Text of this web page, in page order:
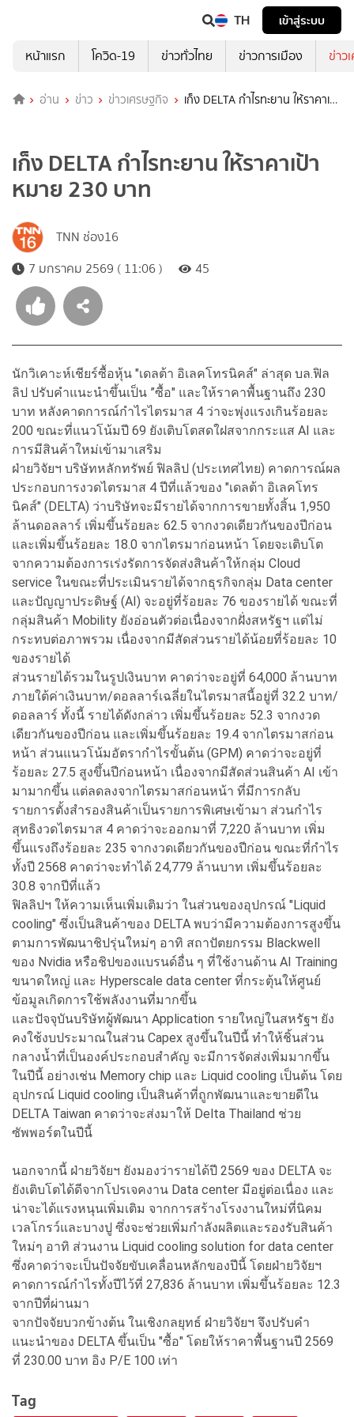
TH
เข้าสู่ระบบ
หน้าแรก
โควิด-19 ข่าวทั่วไทย ข่าวการเมือง ข่าว
อ่าน ข่าว ข่าวเศรษฐกิจ
เก็ง DELTA กำไรทะยาน ให้ราคาเป้า
เก็ง DELTA กำไรทะยาน ให้ราคาเป้า
หมาย 230 บาท
TNN ช่อง16
7 มกราคม 2569 ( 11:06 )
45
นักวิเคาะห์เชียร์ซื้อหุ้น "เดลต้า อิเลคโทรนิคส์" ล่าสุด บล.ฟิล
ลิป ปรับคำแนะนำขึ้นเป็น ”ซื้อ" และให้ราคาพื้นฐานถึง 230
บาท หลังคาดการณ์กำไรไตรมาส 4 ว่าจะพุ่งแรงเกินร้อยละ
200 ขณะที่แนวโน้มปี 69 ยังเติบโตสดใฝสจากกระแส AI และ
การมีสินค้าใหม่เข้ามาเสริม
ฝ่ายวิจัยฯ บริษัทหลักทรัพย์ ฟิลลิป (ประเทศไทย) คาดการณ์ผล
ประกอบการงวดไตรมาส 4 ปีที่แล้วของ "เดลต้า อิเลคโทร
นิคส์" (DELTA) ว่าบริษัทจะมีรายได้จากการขายทั้งสิ้น 1,950
ล้านดอลลาร์ เพิ่มขึ้นร้อยละ 62.5 จากงวดเดียวกันของปีก่อน
และเพิ่มขึ้นร้อยละ 18.0 จากไตรมาก่อนหน้า โดยจะเติบโต
จากความต้องการเร่งรัดการจัดส่งสินค้าให้กลุ่ม Cloud
service ในขณะที่ประเมินรายได้จากธุรกิจกลุ่ม Data center
และปัญญาประดิษฐ์ (AI) จะอยู่ที่ร้อยละ 76 ของรายได้ ขณะที่
กลุ่มสินค้า Mobility ยังอ่อนตัวต่อเนื่องจากฝั่งสหรัฐฯ แต่ไม่
กระทบต่อภาพรวม เนื่องจากมีสัดส่วนรายได้น้อยที่ร้อยละ 10
ของรายได้
ส่วนรายได้รวมในรูปเงินบาท คาดว่าจะอยู่ที่ 64,000 ล้านบาท
ภายใต้ค่าเงินบาท/ดอลลาร์เฉลี่ยในไตรมาสนี้อยู่ที่ 32.2 บาท/
ดอลลาร์ ทั้งนี้ รายได้ดังกล่าว เพิ่มขึ้นร้อยละ 52.3 จากงวด
เดียวกันของปีก่อน และเพิ่มขึ้นร้อยละ 19.4 จากไตรมาสก่อน
หน้า ส่วนแนวโน้มอัตรากำไรขั้นต้น (GPM) คาดว่าจะอยู่ที่
ร้อยละ 27.5 สูงขึ้นปีก่อนหน้า เนื่องจากมีสัดส่วนสินค้า AI เข้า
มามากขึ้น แต่ลดลงจากไตรมาสก่อนหน้า ที่มีการกลับ
รายการตั้งสำรองสินค้าเป็นรายการพิเศษเข้ามา ส่วนกำไร
สุทธิงวดไตรมาส 4 คาดว่าจะออกมาที่ 7,220 ล้านบาท เพิ่ม
ขึ้นแรงถึงร้อยละ 235 จากงวดเดียวกันของปีก่อน ขณะที่กำไร
ทั้งปี 2568 คาดว่าจะทำได้ 24,779 ล้านบาท เพิ่มขึ้นร้อยละ
30.8 จากปีที่แล้ว
ฟิลลิปฯ ให้ความเห็นเพิ่มเติมว่า ในส่วนของอุปกรณ์ "Liquid
cooling" ซึ่งเป็นสินค้าของ DELTA พบว่ามีความต้องการสูงขึ้น
ตามการพัฒนาชิปรุ่นใหม่ๆ อาทิ สถาปัตยกรรม Blackwell
ของ Nvidia หรือชิปของแบรนด์อื่น ๆ ที่ใช้งานด้าน AI Training
ขนาดใหญ่ และ Hyperscale data center ที่กระตุ้นให้ศูนย์
ข้อมูลเกิดการใช้พลังงานที่มากขึ้น
และปัจจุบันบริษัทผู้พัฒนา Application รายใหญ่ในสหรัฐฯ ยัง
คงใช้งบประมาณในส่วน Capex สูงขึ้นในปีนี้ ทำให้ชิ้นส่วน
กลางน้ำที่เป็นองค์ประกอบสำคัญ จะมีการจัดส่งเพิ่มมากขึ้น
ในปีนี้ อย่างเช่น Memory chip และ Liquid cooling เป็นต้น โดย
อุปกรณ์ Liquid cooling เป็นสินค้าที่ถูกพัฒนาและขายดีใน
DELTA Taiwan คาดว่าจะส่งมาให้ Delta Thailand ช่วย
ซัพพอร์ตในปีนี้
นอกจากนี้ ฝ่ายวิจัยฯ ยังมองว่ารายได้ปี 2569 ของ DELTA จะ
ยังเติบโตได้ดีจากโปรเจคงาน Data center มีอยู่ต่อเนื่อง และ
น่าจะได้แรงหนุนเพิ่มเติม จากการสร้างโรงงานใหม่ที่นิคม
เวลโกรว์และบางปู ซึ่งจะช่วยเพิ่มกำลังผลิตและรองรับสินค้า
ใหม่ๆ อาทิ ส่วนงาน Liquid cooling solution for data center
ซึ่งคาดว่าจะเป็นปัจจัยขับเคลื่อนหลักของปีนี้ โดยฝ่ายวิจัยฯ
คาดการณ์กำไรทั้งปีไว้ที่ 27,836 ล้านบาท เพิ่มขึ้นร้อยละ 12.3
จากปีที่ผ่านมา
จากปัจจัยบวกข้างต้น ในเชิงกลยุทธ์ ฝ่ายวิจัยฯ จึงปรับคำ
แนะนำของ DELTA ขึ้นเป็น "ซื้อ" โดยให้ราคาพื้นฐานปี 2569
ที่ 230.00 บาท อิง P/E 100 เท่า
Tag